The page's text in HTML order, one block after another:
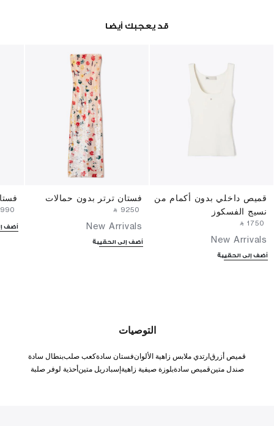
قد يعجبك أيضا
قميص داخلي بدون أكمام من
نسيج الفسكوز
‎ ⃁ ⁦1750⁩ ‎
New Arrivals
أضف إلى الحقيبة
فستان ترتر بدون حمالات
‎ ⃁ ⁦9250⁩ ‎
New Arrivals
أضف إلى الحقيبة
أضف
التوصيات
قميص أزرق ارتدي ملابس زاهية الألوانفستان سادةكعب صلببنطال سادة
صندل متينقميص سادةبلوزة صيفية زاهية إسبادريل متين أحذية لوفر صلبة